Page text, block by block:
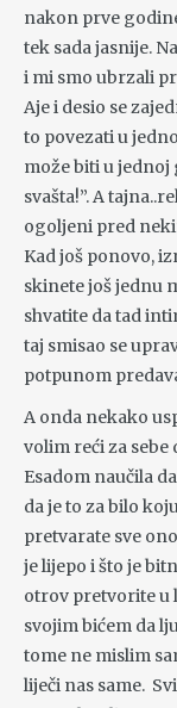
nakon prve
tek sada jasnije.
i mi smo ubrzali
Aje i desio se
to povezati u
može biti u jednoj
svašta!”. A
ogoljeni pred
Kad još ponovo,
skinete još jednu
shvatite da tad
taj smisao se
potpunom
A onda nekako
volim reći za sebe
Esadom naučila
da je to za bilo
pretvarate sve
je lijepo i što je
otrov pretvorite u
svojim bićem da
tome ne mislim
liječi nas same.